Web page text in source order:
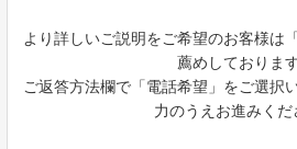
より詳しいご説明をご希望のお客様は
薦めしております
ご返答方法欄で「電話希望」をご選択
力のうえお進みくだ